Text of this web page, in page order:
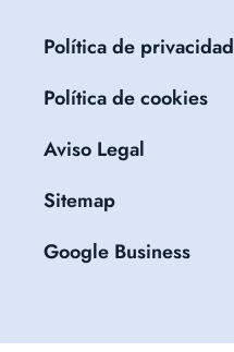
Política de privacidad
Política de cookies
Aviso Legal
Sitemap
Google Business